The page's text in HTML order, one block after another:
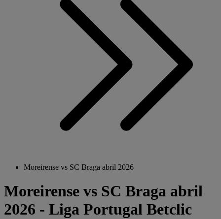
Moreirense vs SC Braga abril 2026
Moreirense vs SC Braga abril
2026 - Liga Portugal Betclic